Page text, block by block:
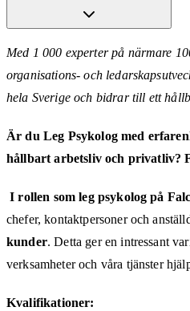
Med 1 000 experter på närmare
organisations- och
hela Sverige och bidrar till ett
Är du Leg Psykolog med
hållbart arbetsliv och privatliv?
I rollen som leg psykolog på
chefer, kontaktpersoner och
kunder. Detta ger en intressant
verksamheter och våra tjänster
Kvalifikationer: